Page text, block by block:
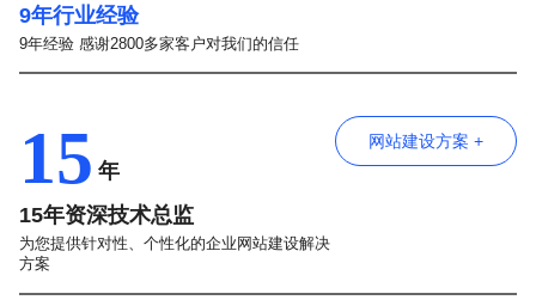
9年行业经验
9年经验 感谢2800多家客户对我们的信任
15 年
15年资深技术总监
为您提供针对性、个性化的企业网站建设解决
方案
网站建设方案 +